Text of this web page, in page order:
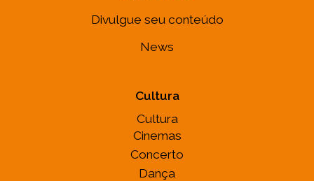
Divulgue seu conteúdo
News
Cultura
Cultura
Cinemas
Concerto
Dança